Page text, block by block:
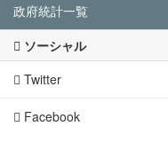
政府統計一覧
ソーシャル
Twitter
Facebook